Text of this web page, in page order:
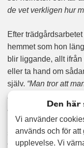
de vet verkligen hur
Efter
hemmet som hon
blir liggande, allt ifrån
eller ta hand om
själv. “Man tror att
många bäckar små.
behöver extra hjälp.”
Bengt kom för att
snabbt att listan
väntat, utan för att
Den här
Vi använder
används och för
upplevelse. Vi